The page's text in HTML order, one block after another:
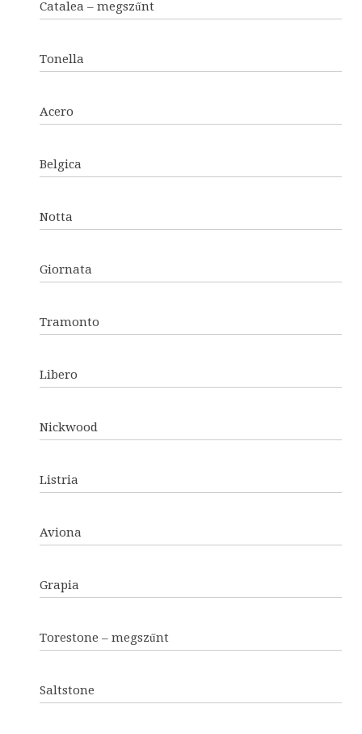
Catalea – megszűnt
Tonella
Acero
Belgica
Notta
Giornata
Tramonto
Libero
Nickwood
Listria
Aviona
Grapia
Torestone – megszűnt
Saltstone